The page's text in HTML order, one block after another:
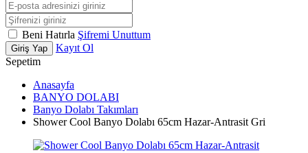
Beni Hatırla Şifremi Unuttum
Giriş Yap
Kayıt Ol
Sepetim
Anasayfa
BANYO DOLABI
Banyo Dolabı Takımları
Shower Cool Banyo Dolabı 65cm Hazar-Antrasit Gri